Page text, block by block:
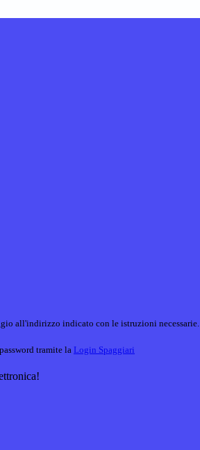
all'indirizzo indicato con le istruzioni necessarie.
tramite la Login Spaggiari